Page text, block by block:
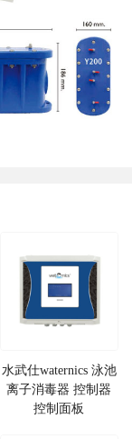
水武仕waternics 泳池
离子消毒器 控制器
控制面板